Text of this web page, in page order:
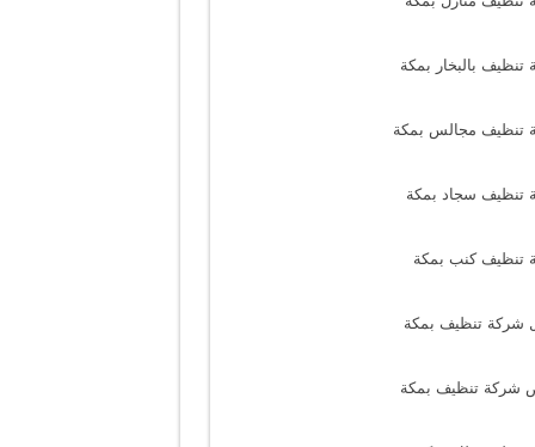
تنظيف بالبخار بمكة
تنظيف مجالس بمكة
تنظيف سجاد بمكة
تنظيف كنب بمكة
شركة تنظيف بمكة
شركة تنظيف بمكة